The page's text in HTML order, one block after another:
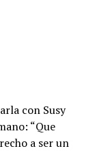
con Susy
“Que
a ser un